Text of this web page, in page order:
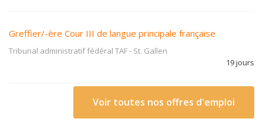
Greffier/-ère Cour III de langue principale française
Tribunal administratif fédéral TAF- St. Gallen
19 jours
Voir toutes nos offres d'emploi